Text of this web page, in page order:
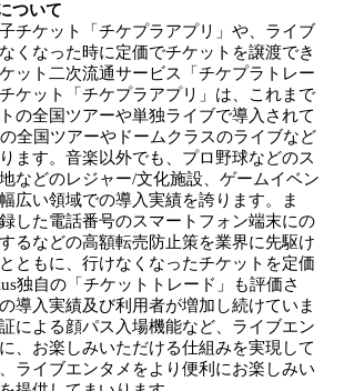
ついて
チケット「チケプラアプリ」や、ライブ
くなった時に定価でチケットを譲渡でき
ット二次流通サービス「チケプラトレー
ケット「チケプラアプリ」は、これまで
の全国ツアーや単独ライブで導入されて
全国ツアーやドームクラスのライブなど
ます。音楽以外でも、プロ野球などのス
などのレジャー/文化施設、ゲームイベン
広い領域での導入実績を誇ります。ま
した電話番号のスマートフォン端末にの
るなどの高額転売防止策を業界に先駆け
ともに、行けなくなったチケットを定価
独自の「チケットトレード」も評価さ
導入実績及び利用者が増加し続けていま
による顔パス入場機能など、ライブエン
、お楽しみいただける仕組みを実現して
ライブエンタメをより便利にお楽しみい